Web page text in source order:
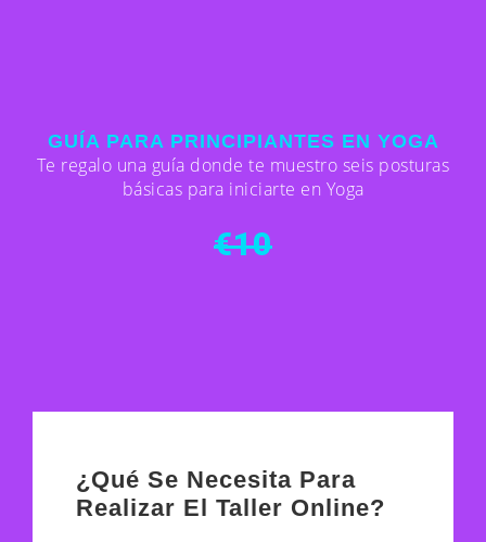
GUÍA PARA PRINCIPIANTES EN YOGA
Te regalo una guía donde te muestro seis posturas
básicas para iniciarte en Yoga
€10
¿Qué Se Necesita Para
Realizar El Taller Online?